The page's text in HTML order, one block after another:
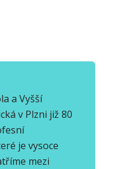
a Vyšší
v Plzni již 80
je vysoce
mezi